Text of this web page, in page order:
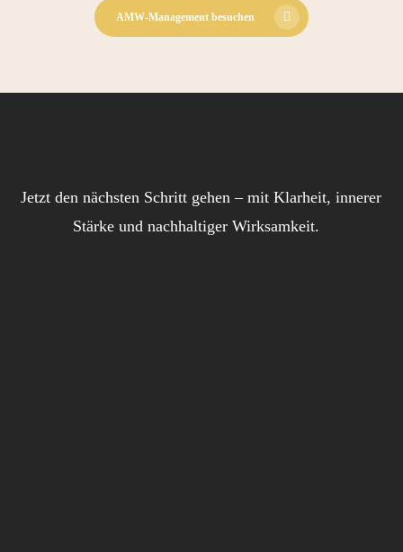
AMW-Management besuchen
Jetzt den nächsten Schritt gehen – mit Klarheit, innerer
Stärke und nachhaltiger Wirksamkeit.